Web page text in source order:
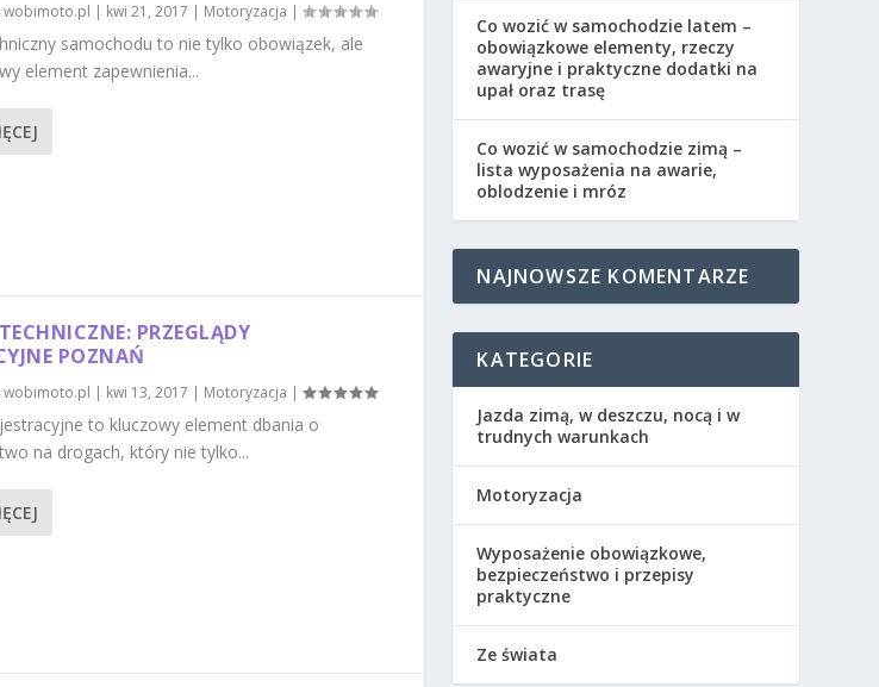
wobimoto.pl | kwi 21, 2017 | Motoryzacja |
samochodu to nie tylko obowiązek, ale
element zapewnienia...
PRZEGLĄDY
POZNAŃ
wobimoto.pl | kwi 13, 2017 | Motoryzacja |
to kluczowy element dbania o
na drogach, który nie tylko...
Co wozić w samochodzie latem –
obowiązkowe elementy, rzeczy
awaryjne i praktyczne dodatki na
upał oraz trasę
Co wozić w samochodzie zimą –
lista wyposażenia na awarie,
oblodzenie i mróz
NAJNOWSZE KOMENTARZE
KATEGORIE
Jazda zimą, w deszczu, nocą i w
trudnych warunkach
Motoryzacja
Wyposażenie obowiązkowe,
bezpieczeństwo i przepisy
praktyczne
Ze świata